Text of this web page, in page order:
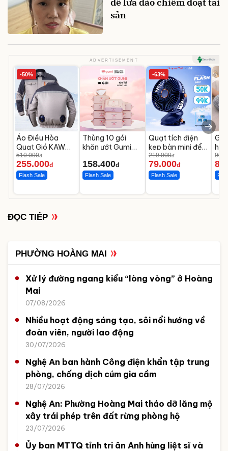
sản
ADVERTISEMENT
-50%
Áo Điều Hòa
Quạt Gió KAW
Chưa Bao Gồm
Phụ Kiện Và Pin
510.000đ
255.000đ
Flash Sale
Thùng 10 gói
khăn ướt Gumi
parabens cao
cấp
158.400đ
Flash Sale
-63%
Quạt tích điện
kẹp bàn mini để
bàn
219.000đ
79.000đ
Flash Sale
cổ
ĐỌC TIẾP
PHƯỜNG HOÀNG MAI
Xử lý đường ngang kiểu “lòng vòng” ở Hoàng
Mai
07/08/2026
Nhiều hoạt động sáng tạo, sôi nổi hướng về
đoàn viên, người lao động
30/07/2026
Nghệ An ban hành Công điện khẩn tập trung
phòng, chống dịch cúm gia cầm
28/07/2026
Nghệ An: Phường Hoàng Mai tháo dỡ lăng mộ
xây trái phép trên đất rừng phòng hộ
23/07/2026
Ủy ban MTTQ tỉnh tri ân Anh hùng liệt sĩ và